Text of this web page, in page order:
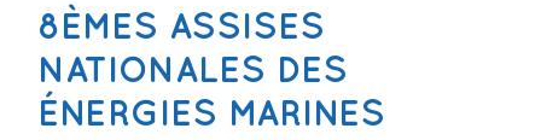
8ÈMES ASSISES
NATIONALES DES
ÉNERGIES MARINES